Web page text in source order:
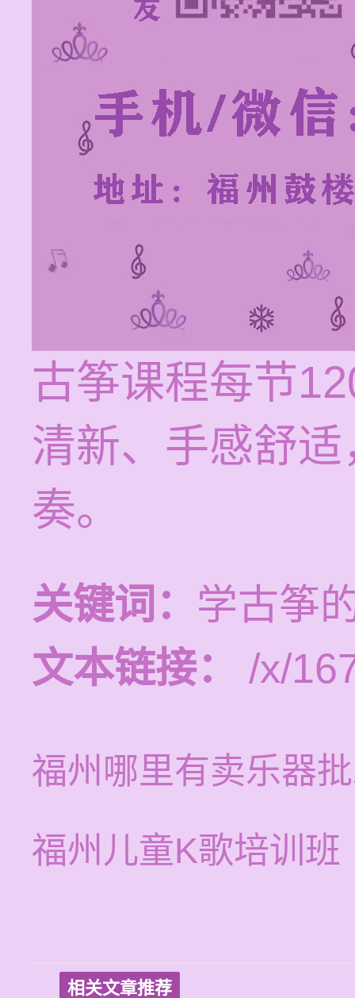
古筝课程每节
清新、手感舒
奏。
关键词： 学古筝
文本链接：
/x/
福州哪里有卖乐器
福州儿童K歌培训班
相关文章推荐